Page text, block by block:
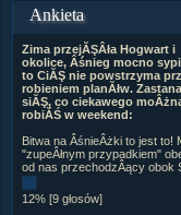
Ankieta
Zima przejĂŞÂła Hogwart i
okolice, Âśnieg mocno
to CiĂŞ nie powstrzyma
robieniem planĂłw.
siĂŞ, co ciekawego
robiĂŚ w weekend:
Bitwa na ÂśnieÂżki to jest to!
"zupeÂłnym przypadkiem"
od nas przechodzÂący obok
12% [9 głosów]